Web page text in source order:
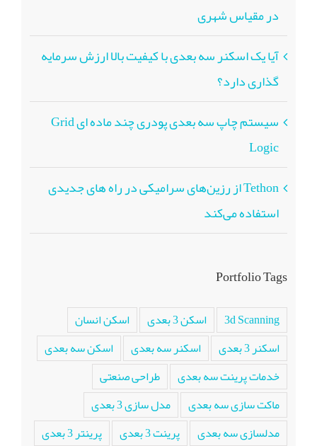
در مقیاس شهری
آیا یک اسکنر سه بعدی با کیفیت بالا ارزش سرمایه
گذاری دارد؟
سیستم چاپ سه بعدی پودری چند ماده ای Grid
Logic
Tethon از رزین‌های سرامیکی در راه های جدیدی
استفاده می‌کند
Portfolio Tags
3d Scanning اسکن 3 بعدی
اسکن انسان
اسکنر 3 بعدی
اسکنر سه بعدی
اسکن سه بعدی
خدمات پرینت سه بعدی
طراحی صنعتی
ماکت سازی سه بعدی
مدل سازی 3 بعدی
مدلسازی سه بعدی
پرینت 3 بعدی
پرینتر 3 بعدی